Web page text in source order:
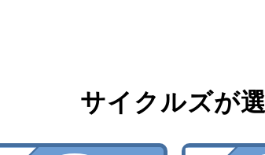
サイクルズが